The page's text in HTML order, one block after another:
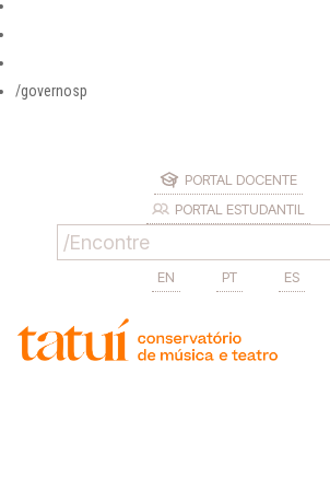
/governosp
PORTAL DOCENTE
PORTAL ESTUDANTIL
EN PT ES